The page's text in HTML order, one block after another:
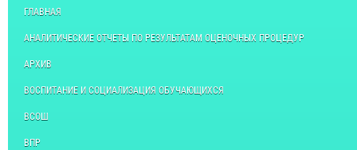
ГЛАВНАЯ
АНАЛИТИЧЕСКИЕ ОТЧЕТЫ ПО РЕЗУЛЬТАТАМ ОЦЕНОЧНЫХ ПРОЦЕДУР
АРХИВ
ВОСПИТАНИЕ И СОЦИАЛИЗАЦИЯ ОБУЧАЮЩИХСЯ
ВСОШ
ВПР